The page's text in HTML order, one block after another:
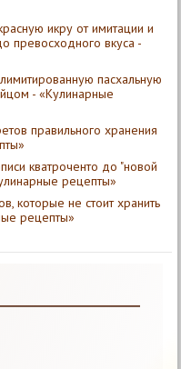
икру от имитации и
превосходного вкуса -
пасхальную
- «Кулинарные
правильного хранения
кватроченто до "новой
рецепты»
которые не стоит хранить
рецепты»